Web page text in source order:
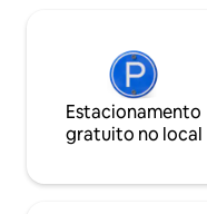
Estacionamento
gratuito no local